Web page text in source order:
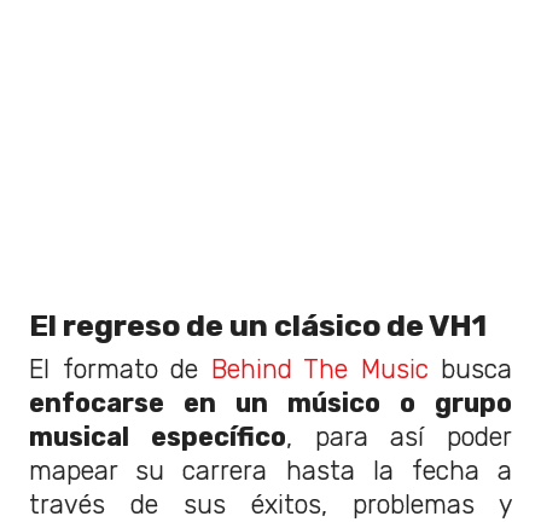
El regreso de un clásico de VH1
El formato de Behind The Music busca
enfocarse en un músico o grupo
musical específico, para así poder
mapear su carrera hasta la fecha a
través de sus éxitos, problemas y